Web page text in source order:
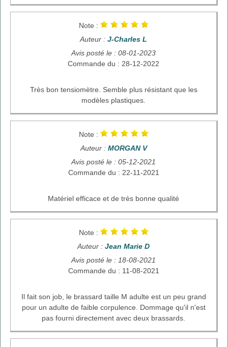
Note :
Auteur : J-Charles L
Avis posté le : 08-01-2023
Commande du : 28-12-2022
Très bon tensiomètre. Semble plus résistant que les
modèles plastiques.
Note :
Auteur : MORGAN V
Avis posté le : 05-12-2021
Commande du : 22-11-2021
Matériel efficace et de très bonne qualité
Note :
Auteur : Jean Marie D
Avis posté le : 18-08-2021
Commande du : 11-08-2021
Il fait son job, le brassard taille M adulte est un peu grand
pour un adulte de faible corpulence. Dommage qu'il n'est
pas fourni directement avec deux brassards.